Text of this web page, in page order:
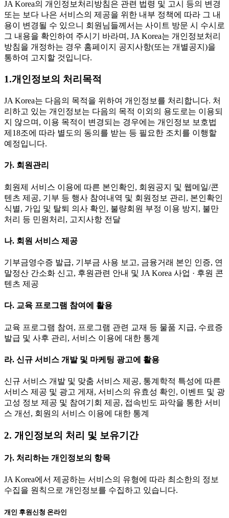
JA Korea의 개인정보처리방침은 관련 법령 및 고시 등의 변경
또는 보다 나은 서비스의 제공을 위한 내부 정책에 따라 그 내
용이 변경될 수 있으니 회원님들께서는 사이트 방문 시 수시로
그 내용을 확인하여 주시기 바라며, JA Korea는 개인정보처리
방침을 개정하는 경우 홈페이지 공지사항(또는 개별공지)을
통하여 고지할 것입니다.
1.개인정보의 처리목적
JA Korea는 다음의 목적을 위하여 개인정보를 처리합니다. 처
리하고 있는 개인정보는 다음의 목적 이외의 용도로는 이용되
지 않으며, 이용 목적이 변경되는 경우에는 개인정보 보호법
제18조에 따라 별도의 동의를 받는 등 필요한 조치를 이행할
예정입니다.
가. 회원관리
회원제 서비스 이용에 따른 본인확인, 회원공지 및 웹메일/콘
텐츠 제공, 기부 등 행사 참여내역 및 회원정보 관리, 본인확인
식별, 가입 및 탈퇴 의사 확인, 불량회원 부정 이용 방지, 불만
처리 등 민원처리, 고지사항 전달
나. 회원 서비스 제공
기부금영수증 발급, 기부금 사용 보고, 금융거래 본인 인증, 연
말정산 간소화 신고, 후원관련 안내 및 JA Korea 사업 · 후원 콘
텐츠 제공
다. 교육 프로그램 참여에 활용
교육 프로그램 참여, 프로그램 관련 교재 등 물품 지급, 수료증
발급 및 사후 관리, 서비스 이용에 대한 통계
라. 신규 서비스 개발 및 마케팅 광고에 활용
신규 서비스 개발 및 맞춤 서비스 제공, 통계학적 특성에 따른
서비스 제공 및 광고 게재, 서비스의 유효성 확인, 이벤트 및 광
고성 정보 제공 및 참여기회 제공, 접속빈도 파악을 통한 서비
스 개선, 회원의 서비스 이용에 대한 통계
2. 개인정보의 처리 및 보유기간
가. 처리하는 개인정보의 항목
JA Korea에서 제공하는 서비스의 유형에 따라 최소한의 정보
수집을 원칙으로 개인정보를 수집하고 있습니다.
개인 후원신청 온라인